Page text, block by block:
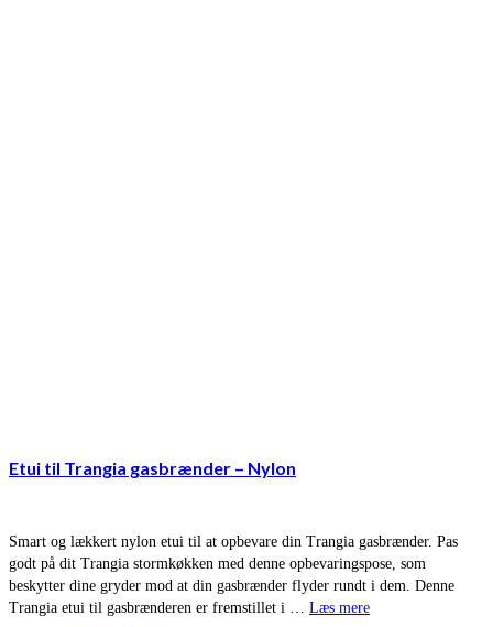
Etui til Trangia gasbrænder – Nylon
Smart og lækkert nylon etui til at opbevare din Trangia gasbrænder. Pas
godt på dit Trangia stormkøkken med denne opbevaringspose, som
beskytter dine gryder mod at din gasbrænder flyder rundt i dem. Denne
Trangia etui til gasbrænderen er fremstillet i … Læs mere